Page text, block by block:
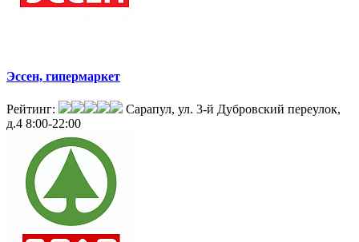
Эссен, гипермаркет
Рейтинг:
Сарапул, ул. 3-й Дубровский переулок,
д.4 8:00-22:00